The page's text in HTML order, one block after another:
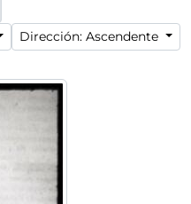
Dirección: Ascendente